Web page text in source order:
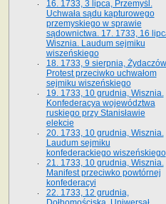
16. 1733, 3 lipca, Przemyśl.
Uchwała sądu kapturowego
przemyskiego w sprawie
sądownictwa. 17. 1733, 16
Wisznia. Laudum sejmiku
wiszeńskiego
18. 1733, 9 sierpnia,
Protest przeciwko uchwałom
sejmiku wiszeńskiego
19. 1733, 10 grudnia, Wisznia.
Konfederacya województwa
ruskiego przy Stanisławie
elekcie
20. 1733, 10 grudnia, Wisznia.
Laudum sejmiku
konfederackiego wiszeńskiego
21. 1733, 10 grudnia, Wisznia.
Manifest przeciwko powtórnej
konfederacyi
22. 1733, 12 grudnia,